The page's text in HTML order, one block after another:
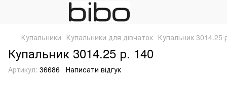
Купальники Купальники для дівчаток Купальник 3014.25
Купальник 3014.25 р. 140
Артикул: 36686 Написати відгук